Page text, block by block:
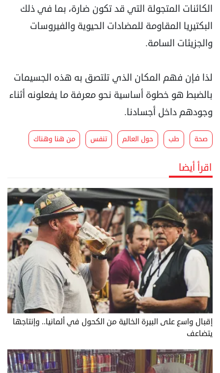
الكائنات المتجولة التي قد تكون ضارة، بما في ذلك
البكتيريا المقاومة للمضادات الحيوية والفيروسات
والجزيئات السامة.
لذا فإن فهم المكان الذي تلتصق به هذه الجسيمات
بالضبط هو خطوة أساسية نحو معرفة ما يفعلونه أثناء
وجودهم داخل أجسادنا.
صحة طب حول العالم تنفس من هنا وهناك
اقرأ أيضا
إقبال واسع على البيرة الخالية من الكحول في ألمانيا.. وإنتاجها
يتضاعف